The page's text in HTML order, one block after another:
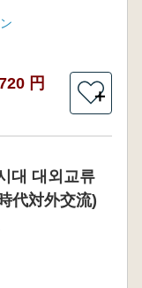
円
＋
대 대외교류
代対外交流)